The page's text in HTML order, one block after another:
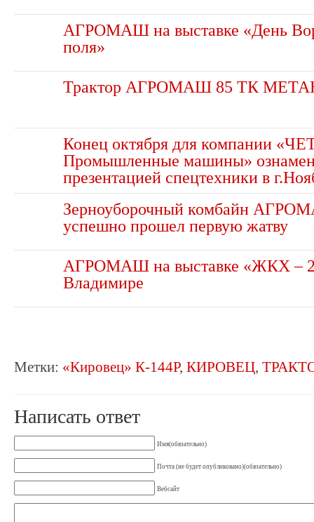
АГРОМАШ на выставке «День
поля»
Трактор АГРОМАШ 85 ТК
Конец октября для компании
Промышленные машины»
презентацией спецтехники в
Зерноуборочный комбайн
успешно прошел первую жатву
АГРОМАШ на выставке «ЖКХ –
Владимире
Метки: «Кировец» К-144Р, КИРОВЕЦ,
Написать ответ
Имя(обязательно)
Почта (не будет опубликовано)(обязательно)
Вебсайт